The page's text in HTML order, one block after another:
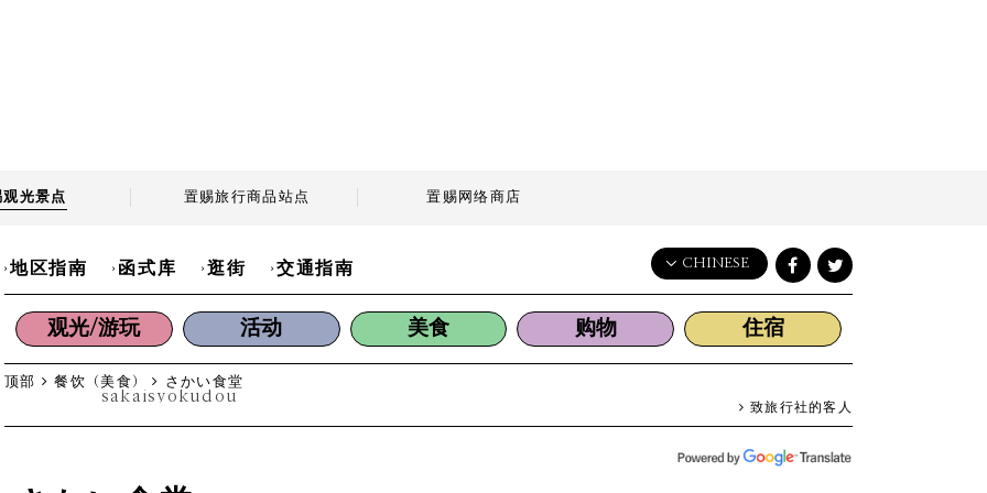
观光景点 置赐旅行商品站点 置赐网络商店
地区指南 函式库 逛街 交通指南 CHINESE
English
日本語
繁體中文
观光/游玩 活动 美食 购物 住宿
顶部 餐饮（美食） さかい食堂
sakaisyokudou
致旅行社的客人